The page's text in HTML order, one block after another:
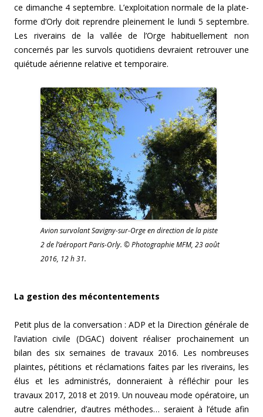
ce dimanche 4 septembre. L’exploitation normale de la plate-
forme d’Orly doit reprendre pleinement le lundi 5 septembre.
Les riverains de la vallée de l’Orge habituellement non
concernés par les survols quotidiens devraient retrouver une
quiétude aérienne relative et temporaire.
Avion survolant Savigny-sur-Orge en direction de la piste
2 de l’aéroport Paris-Orly. © Photographie MFM, 23 août
2016, 12 h 31.
La gestion des mécontentements
Petit plus de la conversation : ADP et la Direction générale de
l’aviation civile (DGAC) doivent réaliser prochainement un
bilan des six semaines de travaux 2016. Les nombreuses
plaintes, pétitions et réclamations faites par les riverains, les
élus et les administrés, donneraient à réfléchir pour les
travaux 2017, 2018 et 2019. Un nouveau mode opératoire, un
autre calendrier, d’autres méthodes… seraient à l’étude afin